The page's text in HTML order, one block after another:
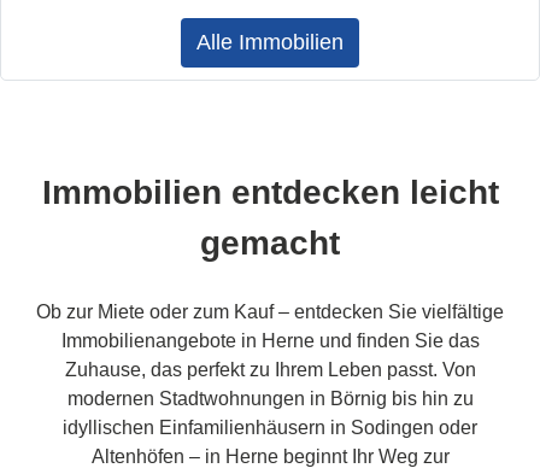
Alle Immobilien
Immobilien entdecken leicht
gemacht
Ob zur Miete oder zum Kauf – entdecken Sie vielfältige
Immobilienangebote in Herne und finden Sie das
Zuhause, das perfekt zu Ihrem Leben passt. Von
modernen Stadtwohnungen in Börnig bis hin zu
idyllischen Einfamilienhäusern in Sodingen oder
Altenhöfen – in Herne beginnt Ihr Weg zur